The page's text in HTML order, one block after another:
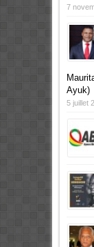
7
Ayuk)
5 juillet